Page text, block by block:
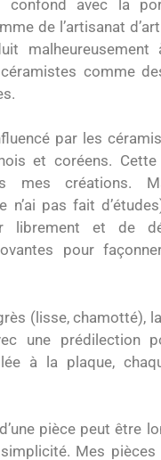
confond avec la
de l’artisanat
malheureusement
comme
par les
et coréens.
mes créations.
n’ai pas fait
librement et de
pour
(lisse, chamotté),
une prédilection
à la plaque,
pièce peut être
simplicité. Mes